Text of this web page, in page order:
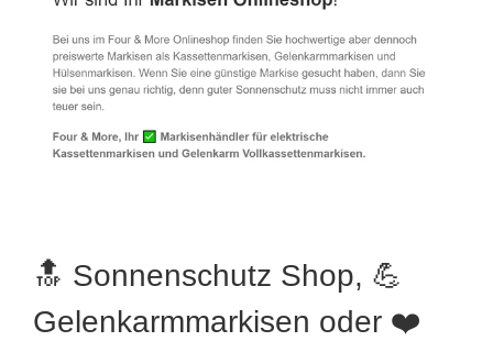
🔝 Sonnenschutz Shop, 💪
Gelenkarmmarkisen oder ❤️